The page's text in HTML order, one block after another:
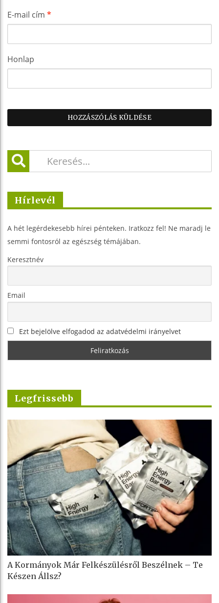
E-mail cím *
Honlap
Hírlevél
A hét legérdekesebb hírei pénteken. Iratkozz fel! Ne maradj le
semmi fontosról az egészség témájában.
Keresztnév
Email
Ezt bejelölve elfogadod az adatvédelmi irányelvet
Legfrissebb
A Kormányok Már Felkészülésről Beszélnek – Te
Készen Állsz?